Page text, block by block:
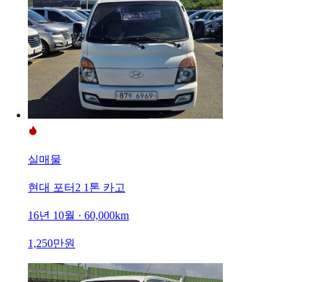
실매물
현대 포터2 1톤 카고
16년 10월 · 60,000km
1,250만원